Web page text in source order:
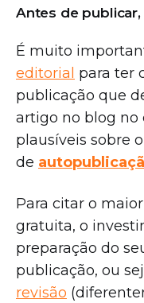
Antes de
É muito
editorial para ter
publicação que
artigo no blog no
plausíveis sobre
de
Para citar o
gratuita, o
preparação do
publicação, ou
revisão